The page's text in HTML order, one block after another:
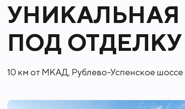
ПОД ОТДЕЛКУ
10 км от МКАД, Рублево-Успенское шоссе